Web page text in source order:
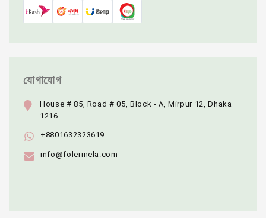
যোগাযোগ
House # 85, Road # 05, Block - A, Mirpur 12, Dhaka
1216
+8801632323619
info@folermela.com